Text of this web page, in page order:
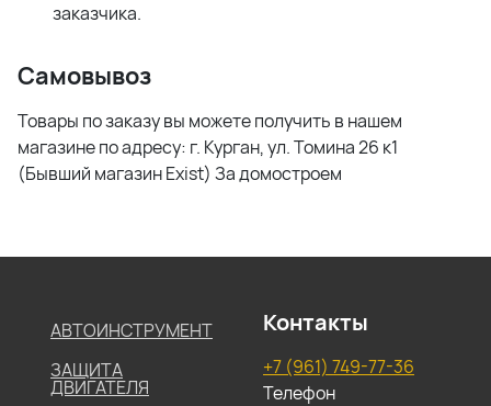
заказчика.
Самовывоз
Товары по заказу вы можете получить в нашем
магазине по адресу: г. Курган, ул. Томина 26 к1
(Бывший магазин Exist) За домостроем
АВТОИНСТРУМЕНТ
ЗАЩИТА
ДВИГАТЕЛЯ
Контакты
+7 (961) 749-77-36
Телефон